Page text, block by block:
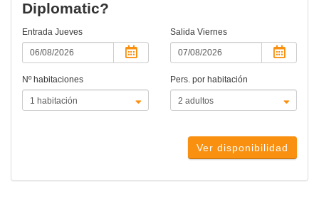
Diplomatic?
Entrada Jueves Salida Viernes
Nº habitaciones Pers. por habitación
Ver disponibilidad